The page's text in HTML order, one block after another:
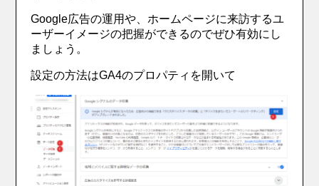
Google広告の運用や、ホームページに来訪するユ
ーザーイメージの把握ができるのでぜひ有効にし
ましょう。
設定の方法はGA4のプロパティを開いて